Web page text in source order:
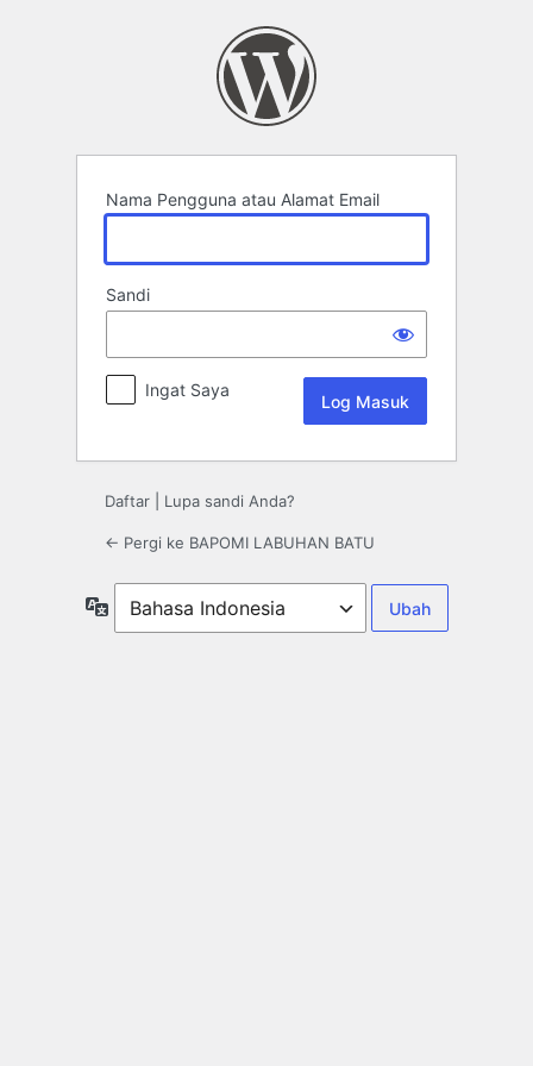
Nama Pengguna atau Alamat Email
Sandi
Ingat Saya
Daftar Lupa sandi Anda?
← Pergi ke BAPOMI LABUHAN BATU
Bahasa